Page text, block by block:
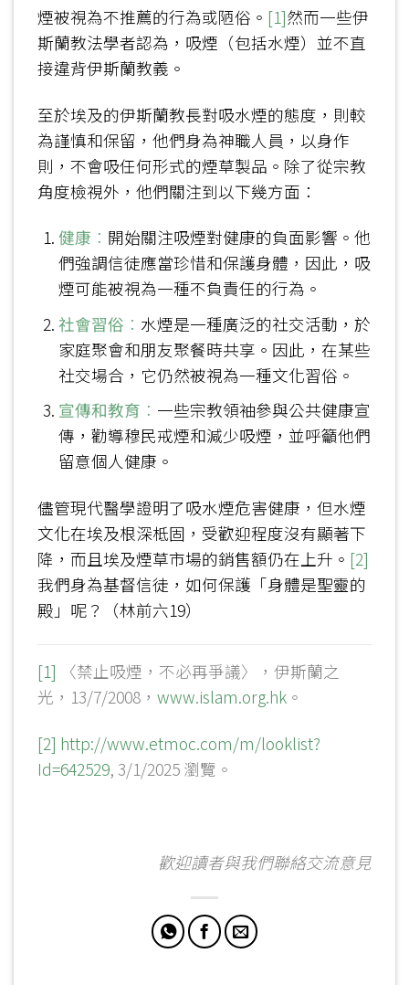
煙被視為不推薦的行為或陋俗。 [1]然而一些伊
斯蘭教法學者認為，吸煙（包括水煙）並不直
接違背伊斯蘭教義。
至於埃及的伊斯蘭教長對吸水煙的態度，則較
為謹慎和保留，他們身為神職人員，以身作
則，不會吸任何形式的煙草製品。除了從宗教
角度檢視外，他們關注到以下幾方面：
健康 ： 開始關注吸煙對健康的負面影響。他
們強調信徒應當珍惜和保護身體，因此，吸
煙可能被視為一種不負責任的行為。
社會習俗 ： 水煙是一種廣泛的社交活動，於
家庭聚會和朋友聚餐時共享。因此，在某些
社交場合，它仍然被視為一種文化習俗。
宣傳和教育 ： 一些宗教領袖參與公共健康宣
傳，勸導穆民戒煙和減少吸煙，並呼籲他們
留意個人健康。
儘管現代醫學證明了吸水煙危害健康，但水煙
文化在埃及根深柢固，受歡迎程度沒有顯著下
降，而且埃及煙草市場的銷售額仍在上升。 [2]
我們身為基督信徒，如何保護「身體是聖靈的
殿」呢？（林前六19）
[1] 〈禁止吸煙，不必再爭議〉，伊斯蘭之
光，13/7/2008，www.islam.org.hk 。
[2] http://www.etmoc.com/m/looklist?
Id=642529, 3/1/2025 瀏覽。
歡迎讀者與我們聯絡交流意見